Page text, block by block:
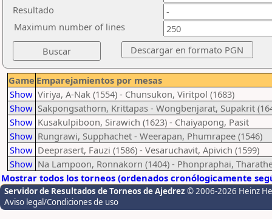
Resultado
Maximum number of lines
Game Emparejamientos por mesas
Show Viriya, A-Nak (1554) - Chunsukon, Viritpol (1683)
Show Sakpongsathorn, Krittapas - Wongbenjarat, Supakrit
Show Kusakulpiboon, Sirawich (1623) - Chaiyapong, Pasit
Show Rungrawi, Supphachet - Weerapan, Phumrapee (1546)
Show Deeprasert, Fauzi (1586) - Vesaruchavit, Apivich (1599)
Show Na Lampoon, Ronnakorn (1404) - Phonpraphai,
Mostrar todos los torneos (ordenados cronólogicamente
Servidor de Resultados de Torneos de Ajedrez © 2006-2026 Heinz
Aviso legal/Condiciones de uso